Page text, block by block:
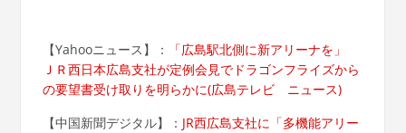
【Yahooニュース】：
「広島駅北側に新アリーナを」
ＪＲ西日本広島支社が定例会見でドラゴンフライズから
の要望書受け取りを明らかに(広島テレビ ニュース)
【中国新聞デジタル】： JR西広島支社に「多機能アリー